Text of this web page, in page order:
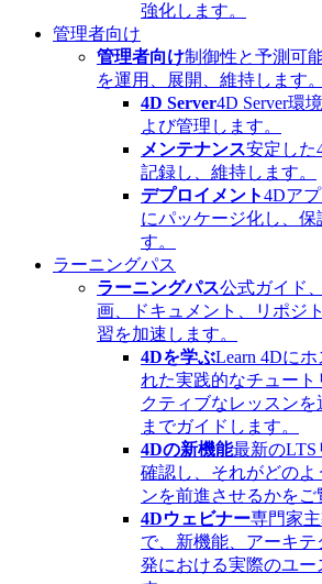
強化します。
管理者向け
管理者向け制御性と予測可
を運用、展開、維持します。
4D Server4D Server環
よび管理します。
メンテナンス安定した
記録し、維持します。
デプロイメント4Dア
にパッケージ化し、保
す。
ラーニングパス
ラーニングパス公式ガイド
画、ドキュメント、リポジ
習を加速します。
4Dを学ぶLearn 4Dに
れた実践的なチュート
クティブなレッスン
までガイドします。
4Dの新機能最新のLTS
確認し、それがどのよ
ンを前進させるかをご
4Dウェビナー専門家
で、新機能、アーキ
発における実際のユー